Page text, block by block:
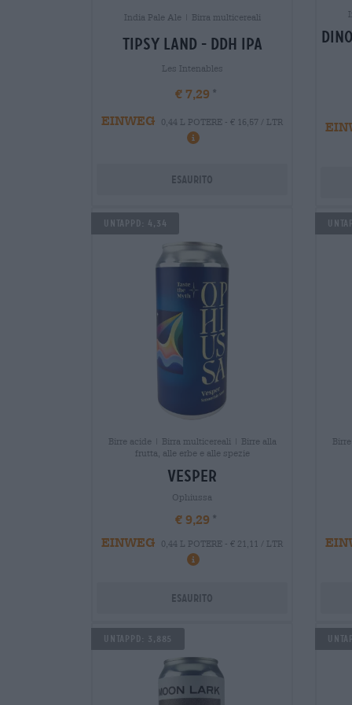
India Pale Ale | Birra multicereali
tipsy land - ddh ipa
Les Intenables
€ 7,29
EINWEG
0,44 L POTERE - € 16,57 / LTR
Esaurito
UNTAPPD: 4,34
Birre acide | Birra multicereali | Birre alla
frutta, alle erbe e alle spezie
vesper
Ophiussa
€ 9,29
EINWEG
0,44 L POTERE - € 21,11 / LTR
Esaurito
Untappd: 3,885